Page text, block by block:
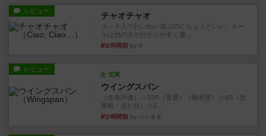
レビュー チャオチャオ
３～４人でわいわい遊ぶのにちょうどいい。ルー
ルは他の方が分かりやすく書...
約2時間前 by S
レビュー
充実
ウイングスパン
（全体評価）☆10/6（普通）（難易度）☆4/5（世
界観・見た目）☆5...
約2時間前 by ハシオキ